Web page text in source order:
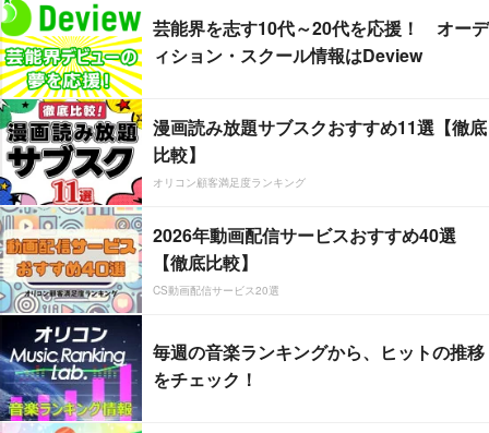
芸能界を志す10代～20代を応援！ オーデ
ィション・スクール情報はDeview
漫画読み放題サブスクおすすめ11選【徹底
比較】
オリコン顧客満足度ランキング
2026年動画配信サービスおすすめ40選
【徹底比較】
CS動画配信サービス20選
毎週の音楽ランキングから、ヒットの推移
をチェック！